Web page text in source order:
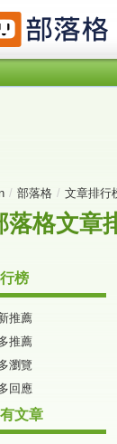
/ 部落格 / 文章排行
落格文章
榜
推薦
推薦
瀏覽
回應
文章